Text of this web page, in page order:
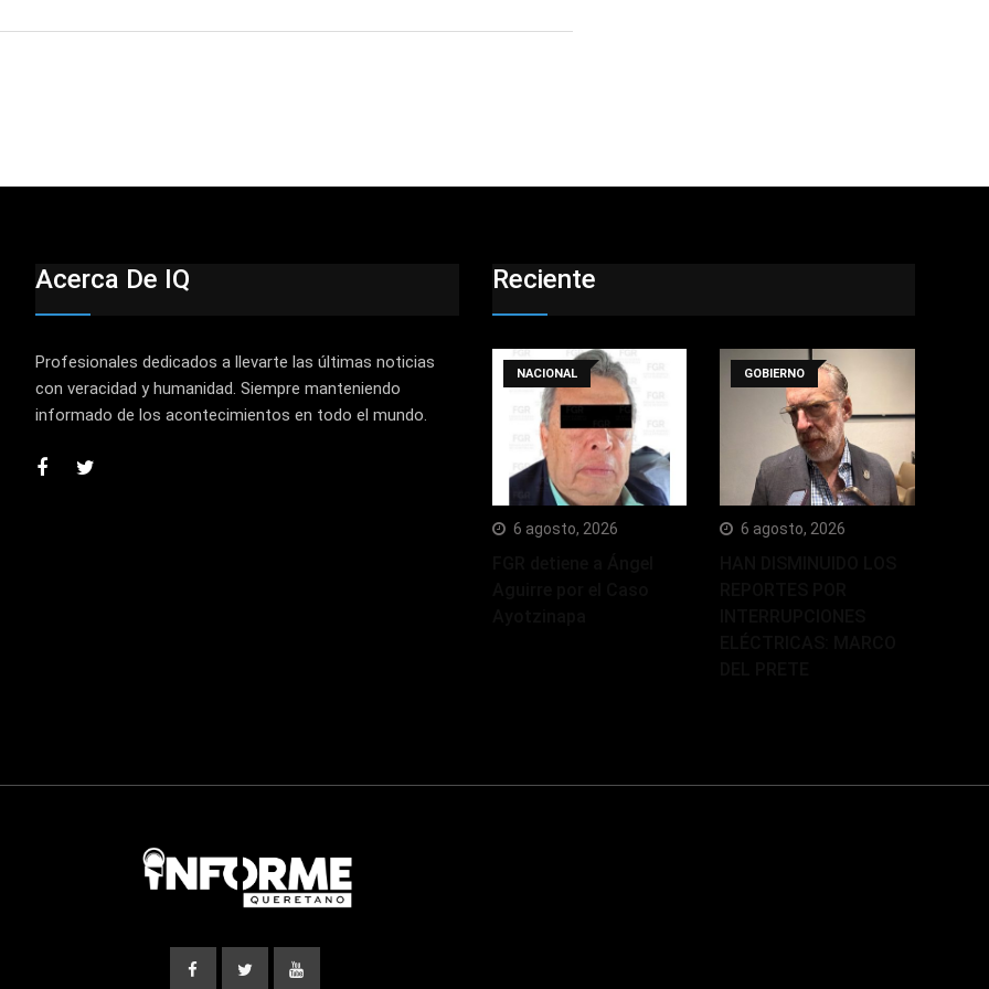
Acerca De IQ
Profesionales dedicados a llevarte las últimas noticias
con veracidad y humanidad. Siempre manteniendo
informado de los acontecimientos en todo el mundo.
Reciente
NACIONAL
6 agosto, 2026
GOBIERNO
6 agosto, 2026